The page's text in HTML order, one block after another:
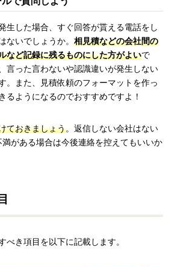
生した場合、すぐ回答が貰える電話をし
ないでしょうか。 相見積などの会社間の
など記録に残るものにした方がよいで
言った言わないや認識違いが発生しない
。また、見積依頼のフォーマットを作っ
るようになるのでおすすめですよ！
ておきましょう。返信しない会社はない
満がある場合は今後連絡を控えてもいいか
べき項目を以下に記載します。